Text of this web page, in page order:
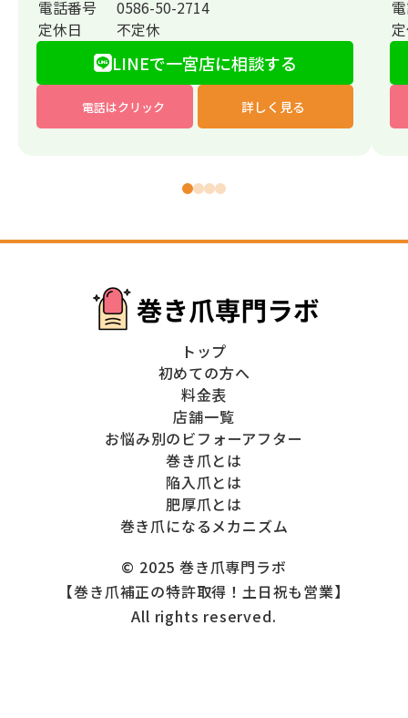
電話番号
0586-50-2714
定休日
不定休
LINEで一宮店に相談する
電話はクリック 詳しく見る
トップ
初めての方へ
料金表
店舗一覧
お悩み別のビフォーアフター
巻き爪とは
陥入爪とは
肥厚爪とは
巻き爪になるメカニズム
© 2025 巻き爪専門ラボ
【巻き爪補正の特許取得！土日祝も営業】
All rights reserved.